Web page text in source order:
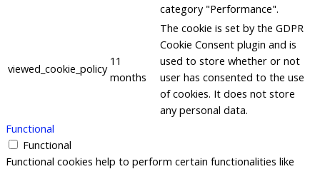
category "Performance".
viewed_cookie_policy
11
months
The cookie is set by the GDPR
Cookie Consent plugin and is
used to store whether or not
user has consented to the use
of cookies. It does not store
any personal data.
Functional
Functional
Functional cookies help to perform certain functionalities like